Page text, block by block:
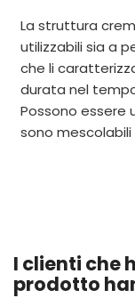
La struttura
utilizzabili sia a
che li
durata nel
Possono essere
sono
I clienti che
prodotto